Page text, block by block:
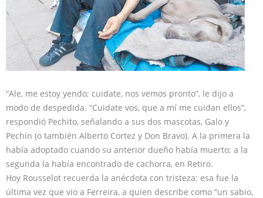
“Ale, me estoy yendo; cuidate, nos vemos pronto”, le dijo a
modo de despedida. “Cuidate vos, que a mí me cuidan ellos”,
respondió Pechito, señalando a sus dos mascotas, Galo y
Pechín (o también Alberto Cortez y Don Bravo). A la primera la
había adoptado cuando su anterior dueño había muerto; a la
segunda la había encontrado de cachorra, en Retiro.
Hoy Rousselot recuerda la anécdota con tristeza: esa fue la
última vez que vio a Ferreira, a quien describe como “un sabio,